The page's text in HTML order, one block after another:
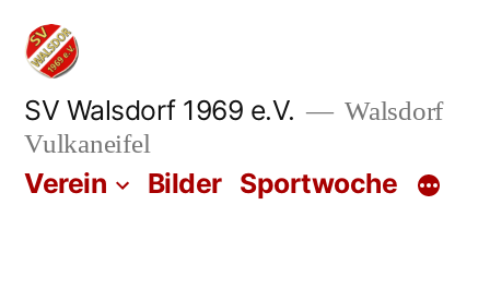
Zum
Inhalt
springen
SV Walsdorf 1969 e.V.
Walsdorf
Vulkaneifel
Verein Bilder Sportwoche